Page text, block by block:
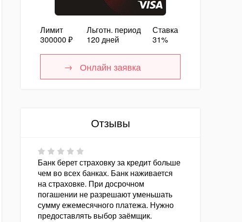
Лимит
300000 ₽
Льготн. период
120 дней
Ставка
31%
Онлайн заявка
Отзывы
Банк берет страховку за кредит больше
чем во всех банках. Банк наживается
на страховке. При досрочном
погашении не разрешают уменьшать
сумму ежемесячного платежа. Нужно
предоставлять выбор заёмщик.